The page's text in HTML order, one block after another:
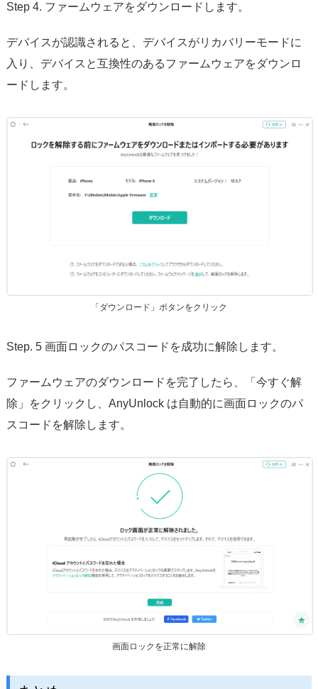
Step 4. ファームウェアをダウンロードします。
デバイスが認識されると、デバイスがリカバリーモードに
入り、デバイスと互換性のあるファームウェアをダウンロ
ードします。
「ダウンロード」ボタンをクリック
Step. 5 画面ロックのパスコードを成功に解除します。
ファームウェアのダウンロードを完了したら、「今すぐ解
除」をクリックし、AnyUnlock は自動的に画面ロックのパ
スコードを解除します。
画面ロックを正常に解除